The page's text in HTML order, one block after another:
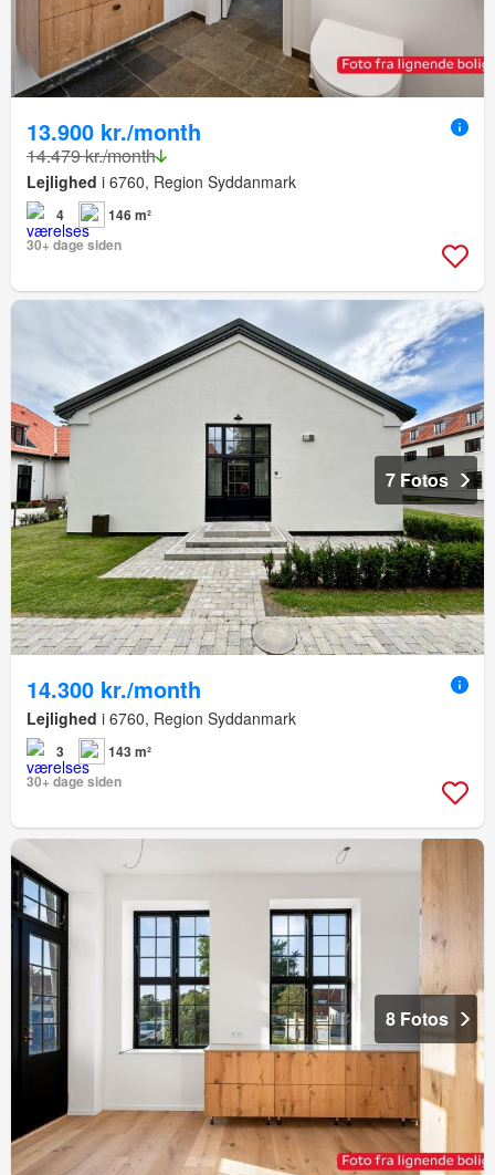
13.900 kr./month
14.479 kr./month
Lejlighed i 6760, Region Syddanmark
4
146 m²
30+ dage siden
7 Fotos
14.300 kr./month
Lejlighed i 6760, Region Syddanmark
3
143 m²
30+ dage siden
8 Fotos